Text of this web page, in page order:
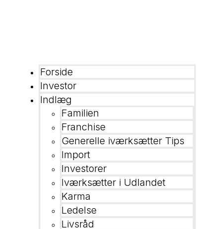
Forside
Investor
Indlæg
Familien
Franchise
Generelle iværksætter Tips
Import
Investorer
Iværksætter i Udlandet
Karma
Ledelse
Livsråd